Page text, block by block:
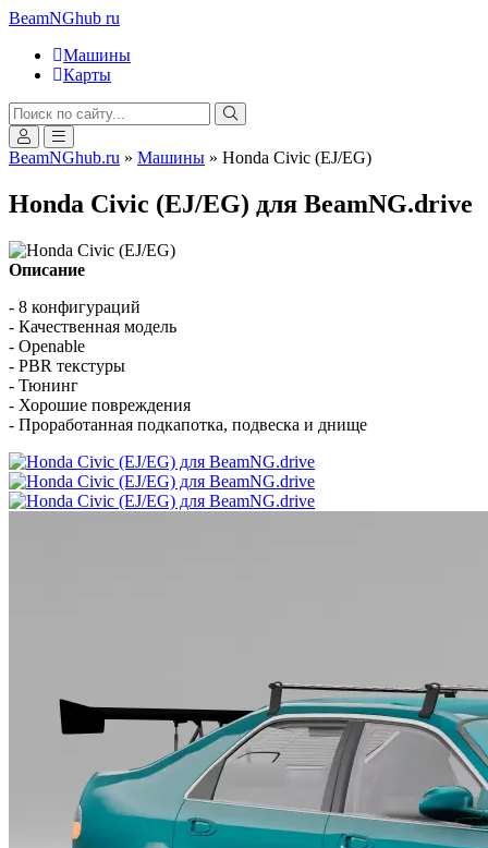
BeamNGhub ru
Машины
Карты
BeamNGhub.ru » Машины » Honda Civic (EJ/EG)
Honda Civic (EJ/EG) для BeamNG.drive
Описание
- 8 конфигураций
- Качественная модель
- Openable
- PBR текстуры
- Тюнинг
- Хорошие повреждения
- Проработанная подкапотка, подвеска и днище